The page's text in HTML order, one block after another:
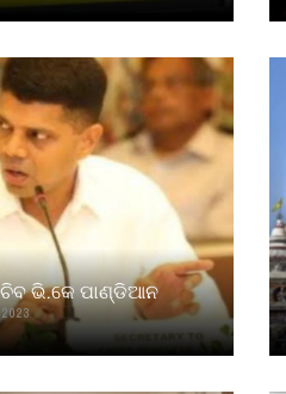
ଭି.କେ ପାଣ୍ଡିଆନ